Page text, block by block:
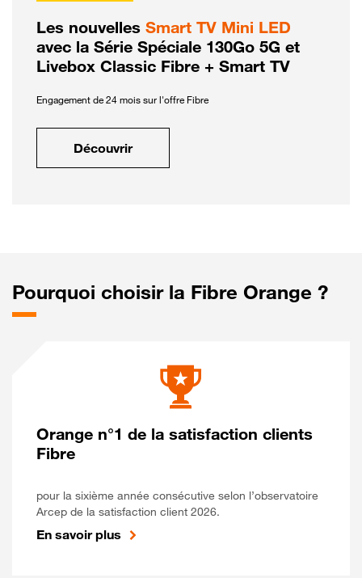
Les nouvelles Smart TV Mini LED
avec la Série Spéciale 130Go 5G et
Livebox Classic Fibre + Smart TV
Engagement de 24 mois sur l'offre Fibre
Découvrir
Pourquoi choisir la Fibre Orange ?
Orange n°1 de la satisfaction clients
Fibre
pour la sixième année consécutive selon l’observatoire
Arcep de la satisfaction client 2026.
En savoir plus